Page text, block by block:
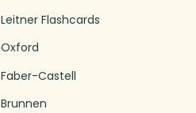
Leitner Flashcards
Oxford
Faber-Castell
Brunnen